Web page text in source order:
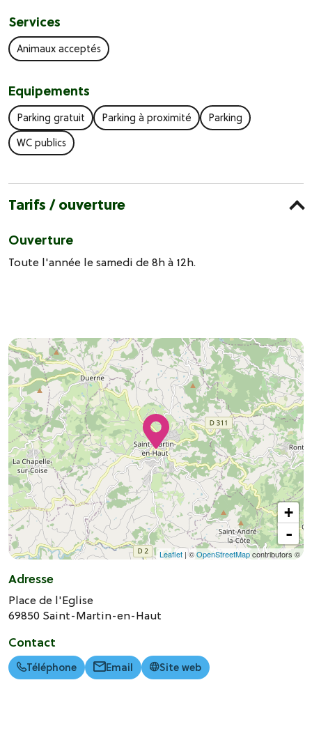
Services
Animaux acceptés
Equipements
Parking gratuit Parking à proximité
Parking
WC publics
Tarifs / ouverture
Ouverture
Toute l'année le samedi de 8h à 12h.
+
-
Leaflet | ©OpenStreetMapcontributors ©
Adresse
Place de l'Eglise
69850 Saint-Martin-en-Haut
Contact
Téléphone Email Site web